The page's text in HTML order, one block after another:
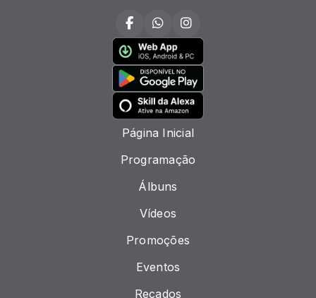
Página Inicial
Programação
Álbuns
Vídeos
Promoções
Eventos
Recados